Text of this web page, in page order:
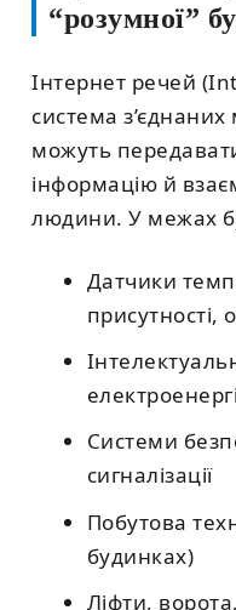
“розумної”
Інтернет речей
система з’єднаних
можуть
інформацію й
людини. У межах
Датчики
присутності,
Системи
сигналізації
Побутова
будинках)
Ліфти,